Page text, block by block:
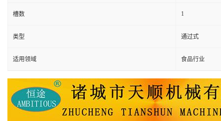
槽数 1
类型 通过式
适用领域 食品行业